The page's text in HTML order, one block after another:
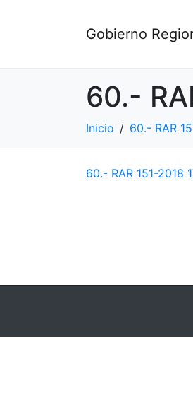
Gobierno
60.-
Inicio 60.- RAR
60.- RAR 151-2018